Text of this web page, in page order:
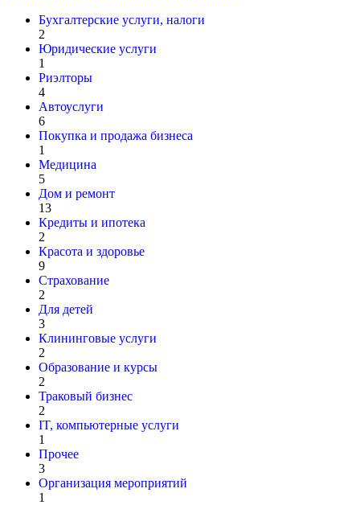
Бухгалтерские услуги, налоги
2
Юридические услуги
1
Риэлторы
4
Автоуслуги
6
Покупка и продажа бизнеса
1
Медицина
5
Дом и ремонт
13
Кредиты и ипотека
2
Красота и здоровье
9
Страхование
2
Для детей
3
Клининговые услуги
2
Образование и курсы
2
Траковый бизнес
2
IT, компьютерные услуги
1
Прочее
3
Организация мероприятий
1